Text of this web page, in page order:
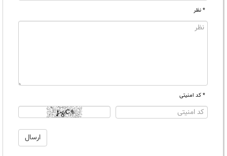
* نظر
* کد امنیتی